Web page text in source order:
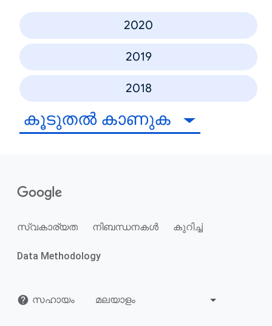
2020
2019
2018
കൂടുതൽ കാണുക
സ്വകാര്യത നിബന്ധനകൾ കുറിച്ച്
Data Methodology
സഹായം